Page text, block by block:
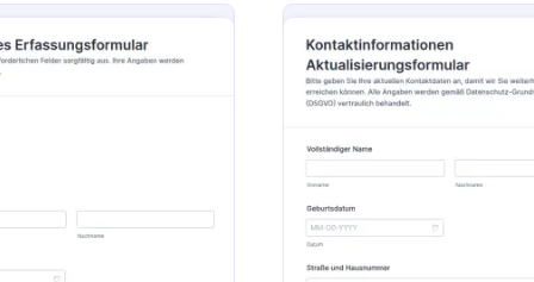
: Allgemeines Erfassungsformular Vorschau